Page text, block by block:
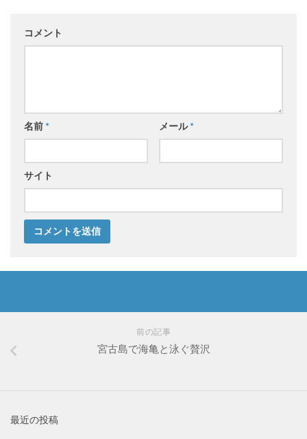
コメント
名前* メール*
サイト
前の記事
宮古島で海亀と泳ぐ贅沢
最近の投稿